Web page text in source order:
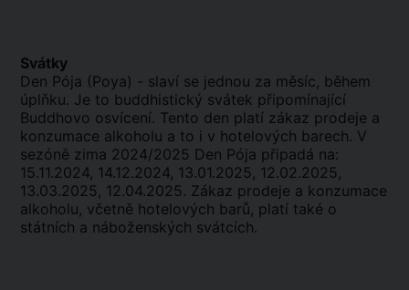
Svátky
Den Pója (Poya) - slaví se jednou za měsíc, během
úplňku. Je to buddhistický svátek připomínající
Buddhovo osvícení. Tento den platí zákaz prodeje a
konzumace alkoholu a to i v hotelových barech. V
sezóně zima 2024/2025 Den Pója připadá na:
15.11.2024, 14.12.2024, 13.01.2025, 12.02.2025,
13.03.2025, 12.04.2025. Zákaz prodeje a konzumace
alkoholu, včetně hotelových barů, platí také o
státních a náboženských svátcích.